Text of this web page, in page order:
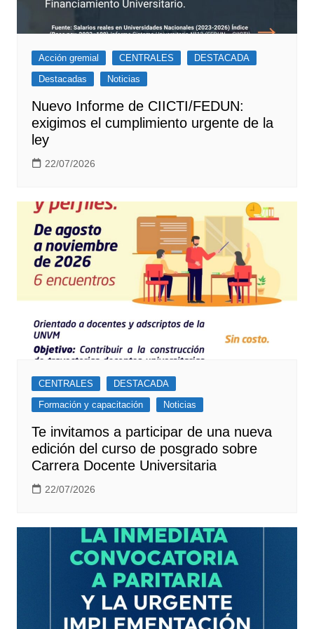
Acción gremial CENTRALES
DESTACADA
Destacadas
Noticias
Nuevo Informe de CIICTI/FEDUN:
exigimos el cumplimiento urgente de la
ley
22/07/2026
CENTRALES
DESTACADA
Formación y capacitación
Noticias
Te invitamos a participar de una nueva
edición del curso de posgrado sobre
Carrera Docente Universitaria
22/07/2026